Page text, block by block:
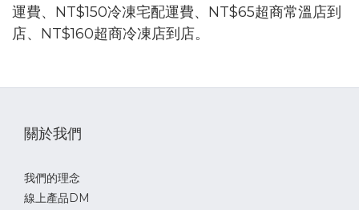
運費、NT$150冷凍宅配運費、NT$65超商常溫店到
店、NT$160超商冷凍店到店。
關於我們
我們的理念
線上產品DM